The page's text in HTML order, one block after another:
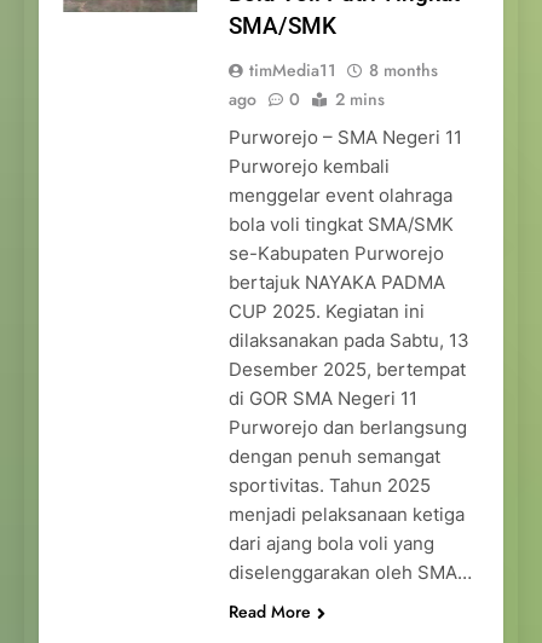
SMA/SMK
timMedia11
8 months
ago
0 2 mins
Purworejo – SMA Negeri 11
Purworejo kembali
menggelar event olahraga
bola voli tingkat SMA/SMK
se-Kabupaten Purworejo
bertajuk NAYAKA PADMA
CUP 2025. Kegiatan ini
dilaksanakan pada Sabtu, 13
Desember 2025, bertempat
di GOR SMA Negeri 11
Purworejo dan berlangsung
dengan penuh semangat
sportivitas. Tahun 2025
menjadi pelaksanaan ketiga
dari ajang bola voli yang
diselenggarakan oleh SMA…
Read More